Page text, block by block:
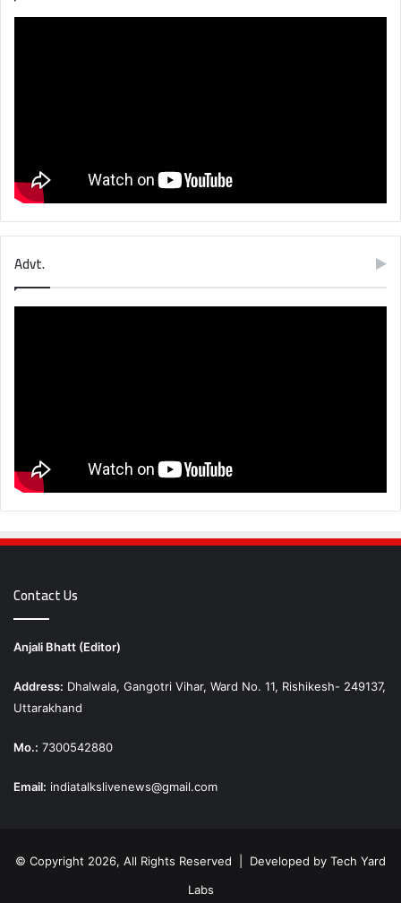
Advt.
Contact Us
Anjali Bhatt (Editor)
Address: Dhalwala, Gangotri Vihar, Ward No. 11, Rishikesh- 249137,
Uttarakhand
Mo.: 7300542880
Email: indiatalkslivenews@gmail.com
© Copyright 2026, All Rights Reserved | Developed by Tech Yard
Labs